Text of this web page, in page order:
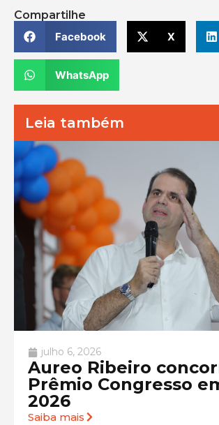
Compartilhe
Facebook
X
WhatsApp
Leia também
julho 6, 2026
Aureo Ribeiro
Prêmio Congresso
2026
Saiba mais